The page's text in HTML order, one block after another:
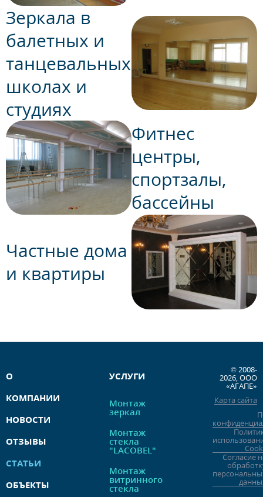
Зеркала в
балетных и
танцевальных
школах и
студиях
Фитнес
центры,
спортзалы,
бассейны
Частные дома
и квартиры
О
КОМПАНИИ
НОВОСТИ
ОТЗЫВЫ
СТАТЬИ
ОБЪЕКТЫ
УСЛУГИ
Монтаж
зеркал
Монтаж
стекла
"LACOBEL"
Монтаж
витринного
стекла
© 2008-
2026, ООО
«АГАПЕ»
Карта сайта
Согласие